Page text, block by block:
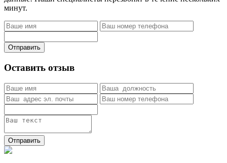
минут.
Отправить
Оставить отзыв
Отправить